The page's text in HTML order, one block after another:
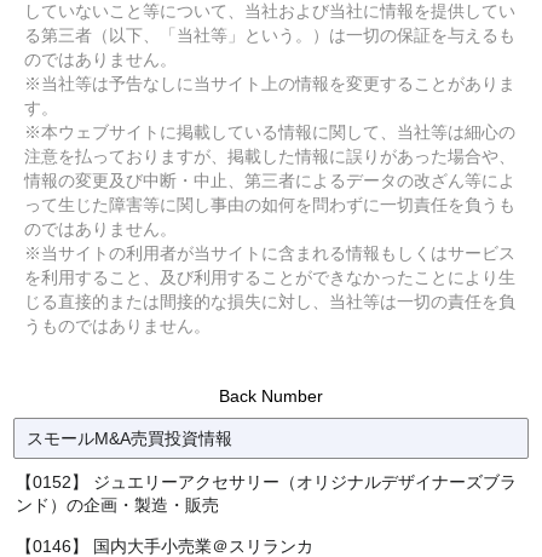
していないこと等について、当社および当社に情報を提供してい
る第三者（以下、「当社等」という。）は一切の保証を与えるも
のではありません。
※当社等は予告なしに当サイト上の情報を変更することがありま
す。
※本ウェブサイトに掲載している情報に関して、当社等は細心の
注意を払っておりますが、掲載した情報に誤りがあった場合や、
情報の変更及び中断・中止、第三者によるデータの改ざん等によ
って生じた障害等に関し事由の如何を問わずに一切責任を負うも
のではありません。
※当サイトの利用者が当サイトに含まれる情報もしくはサービス
を利用すること、及び利用することができなかったことにより生
じる直接的または間接的な損失に対し、当社等は一切の責任を負
うものではありません。
Back Number
スモールM&A売買投資情報
【0152】 ジュエリーアクセサリー（オリジナルデザイナーズブラ
ンド）の企画・製造・販売
【0146】 国内大手小売業＠スリランカ